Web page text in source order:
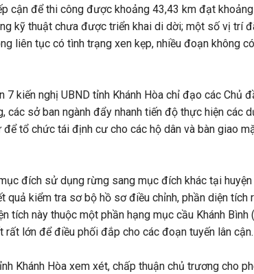
cận để thi công được khoảng 43,43 km đạt khoảng
kỹ thuật chưa được triển khai di dời; một số vị trí
liên tục có tình trạng xen kẹp, nhiều đoạn không có
7 kiến nghị UBND tỉnh Khánh Hòa chỉ đạo các Chủ
các sở ban ngành đẩy nhanh tiến độ thực hiện các
tổ chức tái định cư cho các hộ dân và bàn giao
đích sử dụng rừng sang mục đích khác tại huyện
quả kiểm tra sơ bộ hồ sơ điều chỉnh, phần diện tích
tích này thuộc một phần hạng mục cầu Khánh Bình
lớn để điều phối đắp cho các đoạn tuyến lân cận.
Khánh Hòa xem xét, chấp thuận chủ trương cho